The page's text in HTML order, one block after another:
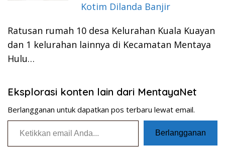
Kotim Dilanda Banjir
Ratusan rumah 10 desa Kelurahan Kuala Kuayan
dan 1 kelurahan lainnya di Kecamatan Mentaya
Hulu…
Eksplorasi konten lain dari MentayaNet
Berlangganan untuk dapatkan pos terbaru lewat email.
Ketikkan email Anda...
Berlangganan